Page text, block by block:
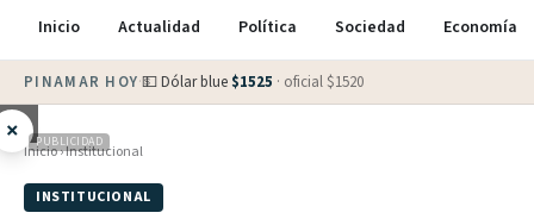
Inicio Actualidad Política Sociedad Economía
PINAMAR HOY·💵 Dólar blue $1525 · oficial $1520
× PUBLICIDAD
Inicio›Institucional
INSTITUCIONAL